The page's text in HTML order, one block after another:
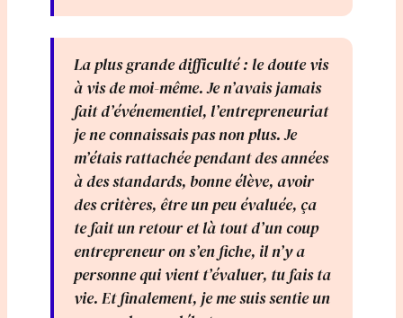
La plus grande difficulté : le doute vis
à vis de moi-même. Je n’avais jamais
fait d’événementiel, l’entrepreneuriat
je ne connaissais pas non plus. Je
m’étais rattachée pendant des années
à des standards, bonne élève, avoir
des critères, être un peu évaluée, ça
te fait un retour et là tout d’un coup
entrepreneur on s’en fiche, il n’y a
personne qui vient t’évaluer, tu fais ta
vie. Et finalement, je me suis sentie un